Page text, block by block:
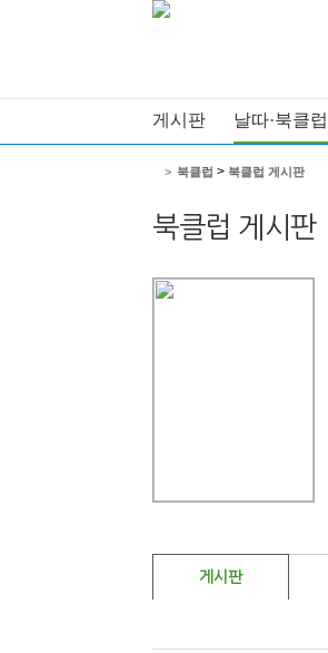
게시판 날따·북클럽
북클럽 게시판
> 북클럽 > 북클럽 게시판
게시판